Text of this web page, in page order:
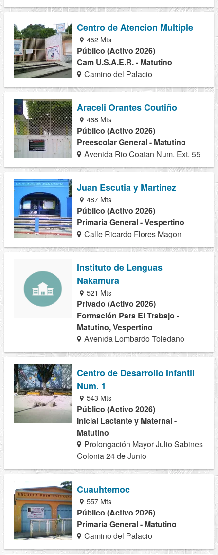
Centro de Atencion Multiple
452 Mts
Público (Activo 2026)
Cam U.S.A.E.R. - Matutino
Camino del Palacio
Araceli Orantes Coutiño
468 Mts
Público (Activo 2026)
Preescolar General - Matutino
Avenida Rio Coatan Num. Ext. 55
Juan Escutia y Martinez
487 Mts
Público (Activo 2026)
Primaria General - Vespertino
Calle Ricardo Flores Magon
Instituto de Lenguas
Nakamura
521 Mts
Privado (Activo 2026)
Formación Para El Trabajo -
Matutino, Vespertino
Avenida Lombardo Toledano
Centro de Desarrollo Infantil
Num. 1
543 Mts
Público (Activo 2026)
Inicial Lactante y Maternal -
Matutino
Prolongación Mayor Julio Sabines
Colonia 24 de Junio
Cuauhtemoc
557 Mts
Público (Activo 2026)
Primaria General - Matutino
Camino del Palacio